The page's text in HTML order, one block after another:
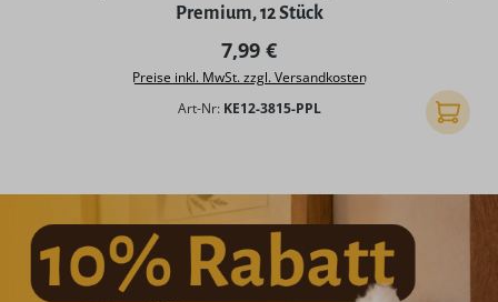
Premium, 12 Stück
Regulärer Preis:
7,99 €
Preise inkl. MwSt. zzgl. Versandkosten
Art-Nr: KE12-3815-PPL In den